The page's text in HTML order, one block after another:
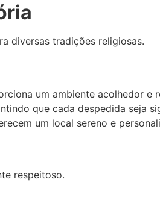
diversas tradições religiosas.
um ambiente acolhedor e
que cada despedida seja
um local sereno e
respeitoso.